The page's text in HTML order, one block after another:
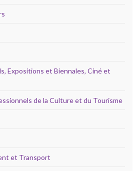
Expositions et Biennales, Ciné et
de la Culture et du Tourisme
et Transport